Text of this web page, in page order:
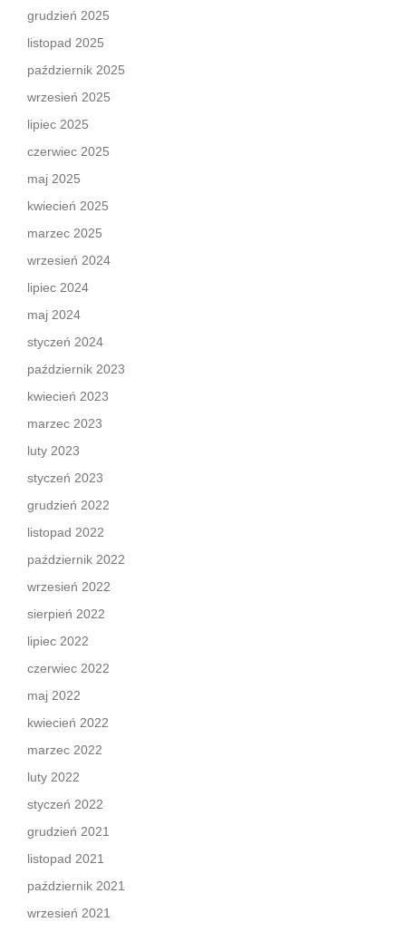
grudzień 2025
listopad 2025
październik 2025
wrzesień 2025
lipiec 2025
czerwiec 2025
maj 2025
kwiecień 2025
marzec 2025
wrzesień 2024
lipiec 2024
maj 2024
styczeń 2024
październik 2023
kwiecień 2023
marzec 2023
luty 2023
styczeń 2023
grudzień 2022
listopad 2022
październik 2022
wrzesień 2022
sierpień 2022
lipiec 2022
czerwiec 2022
maj 2022
kwiecień 2022
marzec 2022
luty 2022
styczeń 2022
grudzień 2021
listopad 2021
październik 2021
wrzesień 2021